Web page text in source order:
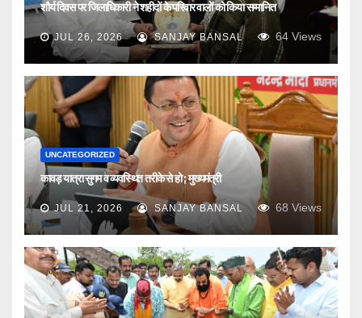
शौर्य दिवस पर जिलाधिकारी ने शहीदों के परिवार वालों को किया सम्मानित
JUL 26, 2026 SANJAY BANSAL 64 Views
UNCATEGORIZED
कावड़ यात्रा सुगम व व्यवस्थित तरीके से हो ; मुख्यमंत्री
JUL 21, 2026 SANJAY BANSAL 68 Views